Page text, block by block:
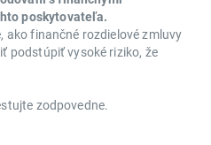
poskytovateľa.
ako finančné rozdielové zmluvy
podstúpiť vysoké riziko, že
zodpovedne.